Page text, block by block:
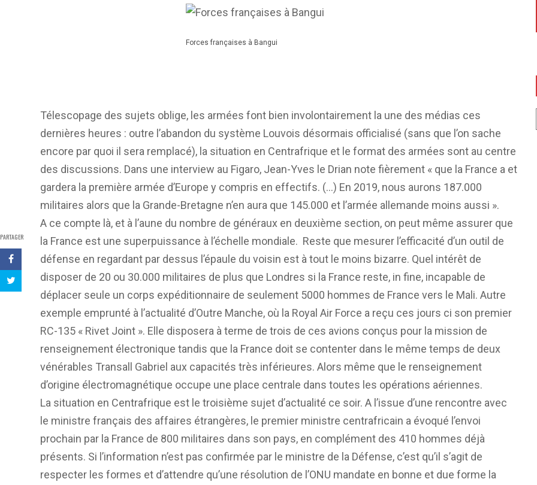
PARTAGER
Forces françaises à Bangui
Télescopage des sujets oblige, les armées font bien involontairement la une des médias ces
dernières heures : outre l’abandon du système Louvois désormais officialisé (sans que l’on sache
encore par quoi il sera remplacé), la situation en Centrafrique et le format des armées sont au centre
des discussions. Dans une interview au Figaro, Jean-Yves le Drian note fièrement « que la France a et
gardera la première armée d’Europe y compris en effectifs. (…) En 2019, nous aurons 187.000
militaires alors que la Grande-Bretagne n’en aura que 145.000 et l’armée allemande moins aussi ».
A ce compte là, et à l’aune du nombre de généraux en deuxième section, on peut même assurer que
la France est une superpuissance à l’échelle mondiale. Reste que mesurer l’efficacité d’un outil de
défense en regardant par dessus l’épaule du voisin est à tout le moins bizarre. Quel intérêt de
disposer de 20 ou 30.000 militaires de plus que Londres si la France reste, in fine, incapable de
déplacer seule un corps expéditionnaire de seulement 5000 hommes de France vers le Mali. Autre
exemple emprunté à l’actualité d’Outre Manche, où la Royal Air Force a reçu ces jours ci son premier
RC-135 « Rivet Joint ». Elle disposera à terme de trois de ces avions conçus pour la mission de
renseignement électronique tandis que la France doit se contenter dans le même temps de deux
vénérables Transall Gabriel aux capacités très inférieures. Alors même que le renseignement
d’origine électromagnétique occupe une place centrale dans toutes les opérations aériennes.
La situation en Centrafrique est le troisième sujet d’actualité ce soir. A l’issue d’une rencontre avec
le ministre français des affaires étrangères, le premier ministre centrafricain a évoqué l’envoi
prochain par la France de 800 militaires dans son pays, en complément des 410 hommes déjà
présents. Si l’information n’est pas confirmée par le ministre de la Défense, c’est qu’il s’agit de
respecter les formes et d’attendre qu’une résolution de l’ONU mandate en bonne et due forme la